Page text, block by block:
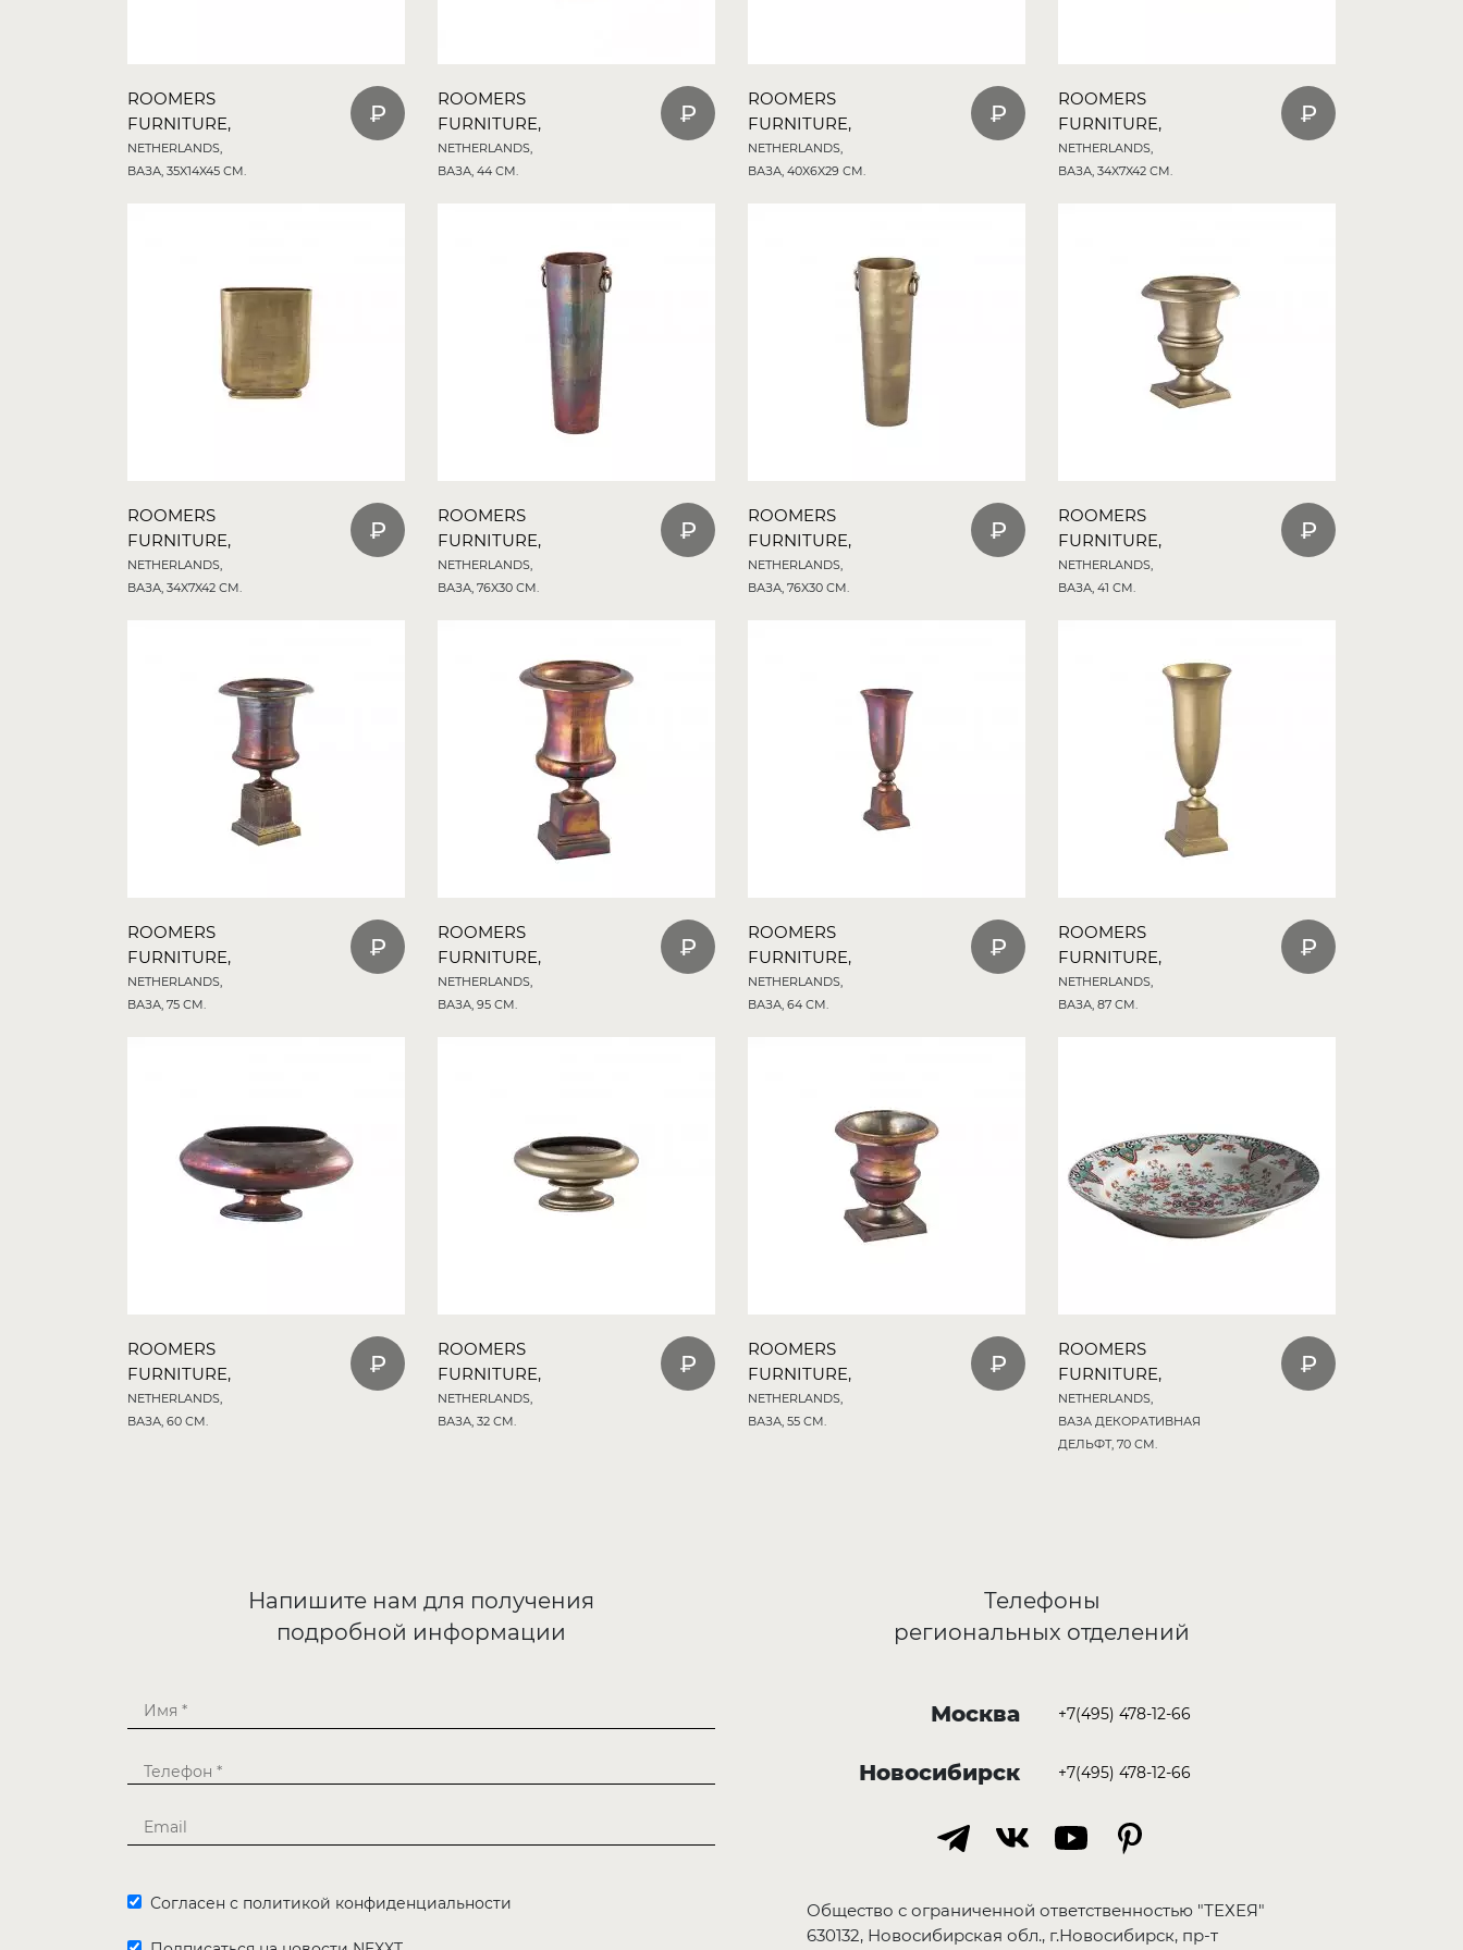
ROOMERS
FURNITURE,
NETHERLANDS,
ВАЗА, 35X14X45 СМ.
ROOMERS
FURNITURE,
NETHERLANDS,
ВАЗА, 44 СМ.
ROOMERS
FURNITURE,
NETHERLANDS,
ВАЗА, 40X6X29 СМ.
ROOMERS
FURNITURE,
NETHERLANDS,
ВАЗА, 34X7X42 СМ.
ROOMERS
FURNITURE,
NETHERLANDS,
ВАЗА, 34X7X42 СМ.
ROOMERS
FURNITURE,
NETHERLANDS,
ВАЗА, 76X30 СМ.
ROOMERS
FURNITURE,
NETHERLANDS,
ВАЗА, 76X30 СМ.
ROOMERS
FURNITURE,
NETHERLANDS,
ВАЗА, 41 СМ.
ROOMERS
FURNITURE,
NETHERLANDS,
ВАЗА, 75 СМ.
ROOMERS
FURNITURE,
NETHERLANDS,
ВАЗА, 95 СМ.
ROOMERS
FURNITURE,
NETHERLANDS,
ВАЗА, 64 СМ.
ROOMERS
FURNITURE,
NETHERLANDS,
ВАЗА, 87 СМ.
ROOMERS
FURNITURE,
NETHERLANDS,
ВАЗА, 60 СМ.
ROOMERS
FURNITURE,
NETHERLANDS,
ВАЗА, 32 СМ.
ROOMERS
FURNITURE,
NETHERLANDS,
ВАЗА, 55 СМ.
ROOMERS
FURNITURE,
NETHERLANDS,
ВАЗА ДЕКОРАТИВНАЯ
ДЕЛЬФТ, 70 СМ.
Напишите нам для получения
подробной информации
Согласен с политикой конфиденциальности
Телефоны
региональных отделений
Москва +7(495) 478-12-66
Новосибирск +7(495) 478-12-66
Общество с ограниченной ответственностью "ТЕХЕЯ"
630132, Новосибирская обл., г.Новосибирск, пр-т